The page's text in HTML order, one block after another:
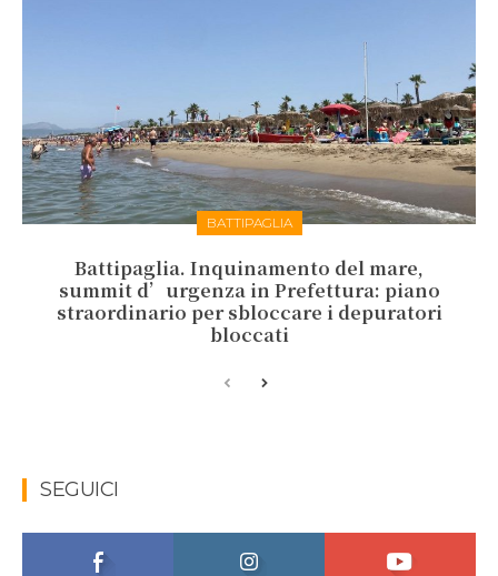
BATTIPAGLIA
Battipaglia. Inquinamento del mare,
summit d’urgenza in Prefettura: piano
straordinario per sbloccare i depuratori
bloccati
SEGUICI